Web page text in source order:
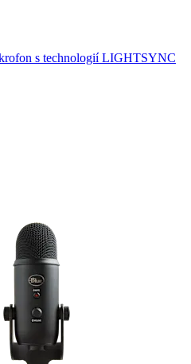
s technologií LIGHTSYNC